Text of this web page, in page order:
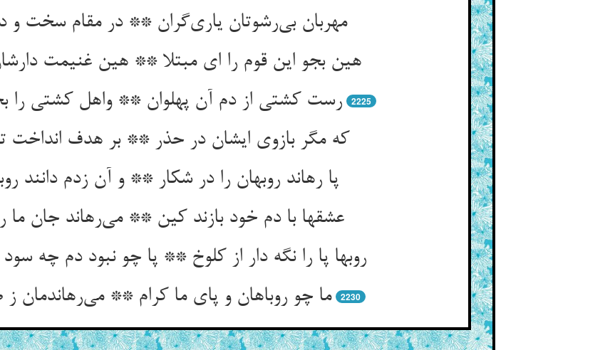
مهربان بی‌رشوتان یاری‌گران ** در مقام سخت و
هین بجو این قوم را ای مبتلا ** هین غنیمت
رست کشتی از دم آن پهلوان ** واهل کشتی را
2225
که مگر بازوی ایشان در حذر ** بر هدف انداخت
پا رهاند روبهان را در شکار ** و آن زدم دانند
عشقها با دم خود بازند کین ** می‌رهاند جان ما
روبها پا را نگه دار از کلوخ ** پا چو نبود دم چه
ما چو روباهان و پای ما کرام ** می‌رهاندمان ز
2230